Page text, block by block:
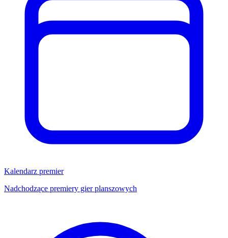
Kalendarz premier
Nadchodzące premiery gier planszowych